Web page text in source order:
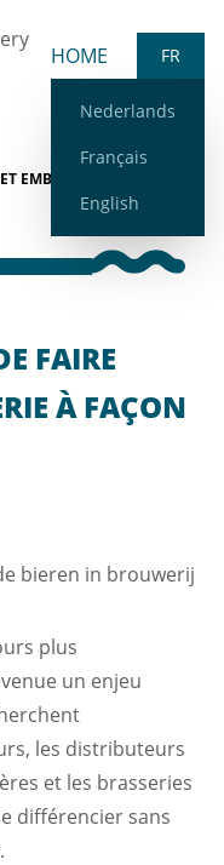
HOME
FR
Nederlands
Français
English
EMBOUTEILLONS
FAIRE
À FAÇON
plus
un enjeu
les distributeurs
et les brasseries
différencier sans